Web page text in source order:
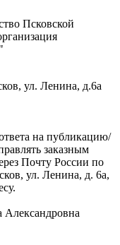
Псковской
ул. Ленина, д.6а
на публикацию/
заказным
Почту России по
ул. Ленина, д. 6а,